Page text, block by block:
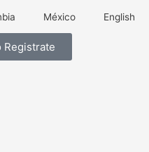
México English
Registrate